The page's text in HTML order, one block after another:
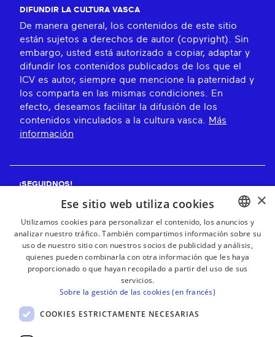
DIFUNDIR LA CULTURA VASCA
De manera general, los contenidos de este sitio
están sujetos a derechos de autor (copyright). Sin
embargo, usted está autorizado a copiar, adaptar y
difundir los contenidos publicados de los que el
ICV es autor, siempre que mencione la paternidad y
los comparta en las mismas condiciones. En
efecto, deseamos facilitar la difusión de los
contenidos vinculados a la cultura vasca.
Más
información
¡SEGUIDNOS!
¡RECIBE NUESTROS BOLETINES!
Suscribirse
BASQUE
FRENCH
×
Ese sitio web utiliza cookies
Utilizamos cookies para personalizar el contenido, los anuncios y
analizar nuestro tráfico. También compartimos información sobre su
uso de nuestro sitio con nuestros socios de publicidad y análisis,
quienes pueden combinarla con otra información que les haya
proporcionado o que hayan recopilado a partir del uso de sus
servicios.
Sobre la gestión de las cookies (en francés)
COOKIES ESTRICTAMENTE NECESARIAS